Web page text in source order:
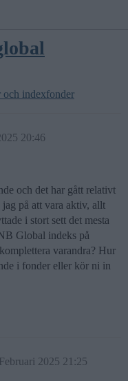
och indexfonder
20:46
och det har gått relativt
på att vara aktiv, allt
i stort sett det mesta
Global indeks på
varandra? Hur
i fonder eller kör ni in
2025 21:25